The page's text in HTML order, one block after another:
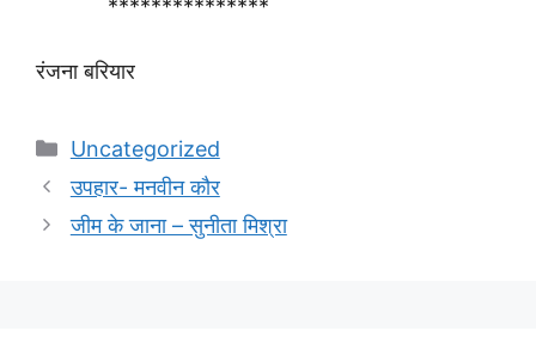
***************
रंजना बरियार
Categories
Uncategorized
उपहार- मनवीन कौर
जीम के जाना – सुनीता मिश्रा